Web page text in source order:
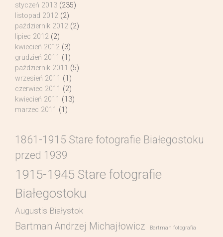
styczeń 2013 (235)
listopad 2012 (2)
październik 2012 (2)
lipiec 2012 (2)
kwiecień 2012 (3)
grudzień 2011 (1)
październik 2011 (5)
wrzesień 2011 (1)
czerwiec 2011 (2)
kwiecień 2011 (13)
marzec 2011 (1)
1861-1915 Stare fotografie Białegostoku
przed 1939
1915-1945 Stare fotografie
Białegostoku
Augustis Białystok
Bartman Andrzej Michajłowicz Bartman fotografia